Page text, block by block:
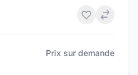
Prix sur demande